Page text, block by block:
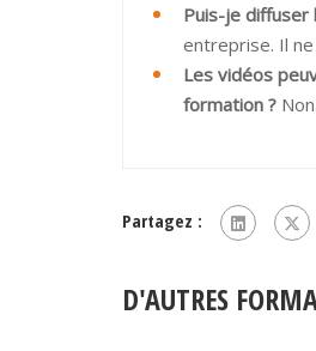
Puis-je diffuser
entreprise. Il
Les vidéos
formation ?
Partagez :
D'AUTRES